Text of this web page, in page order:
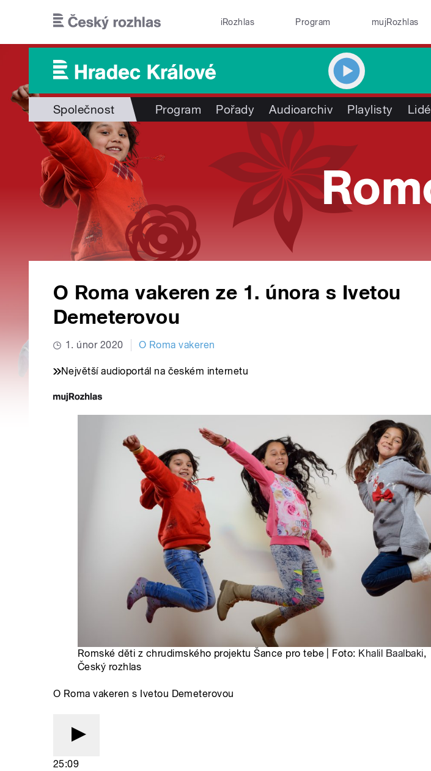
iRozhlas Program mujRozhlas
Společnost Program Pořady Audioarchiv Playlisty Lidé
O Roma vakeren ze 1. února s Ivetou
Demeterovou
1. únor 2020 O Roma vakeren
Největší audioportál na českém internetu
Romské děti z chrudimského projektu Šance pro tebe | Foto: Khalil Baalbaki,
Český rozhlas
O Roma vakeren s Ivetou Demeterovou
25:09